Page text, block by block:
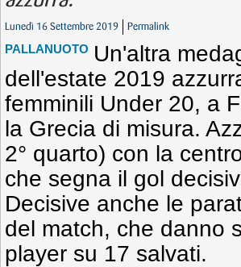
Lunedì 16 Settembre 2019 Permalink
PALLANUOTO Un'altra
dell'estate 2019
femminili Under 20, a
la Grecia di misura.
2° quarto) con la
che segna il gol
Decisive anche le
del match, che danno
player su 17 salvati.